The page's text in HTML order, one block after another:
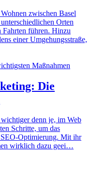
zwischen Basel
Orten
Fahrten führen. Hinzu
einer Umgehungsstraße,
Die
denn je, im Web
Schritte, um das
Optimierung. Mit ihr
wirklich dazu geei…